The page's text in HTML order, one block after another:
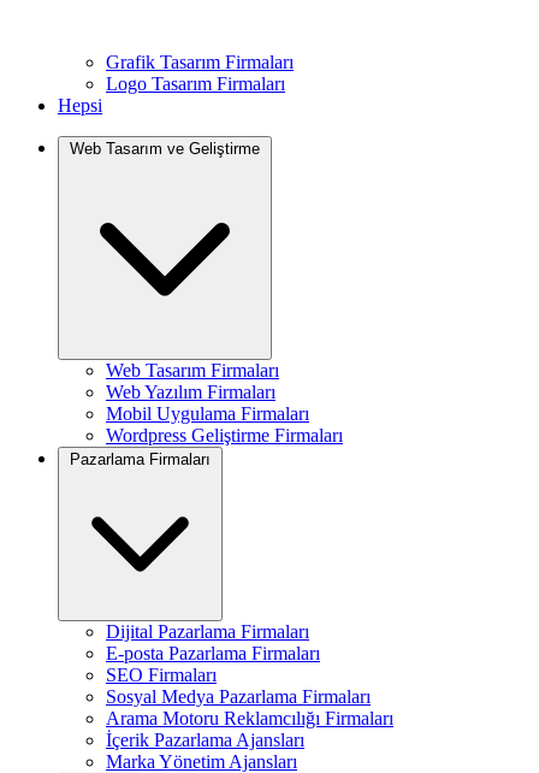
Grafik Tasarım Firmaları
Logo Tasarım Firmaları
Hepsi
Web Tasarım ve Geliştirme
Web Tasarım Firmaları
Web Yazılım Firmaları
Mobil Uygulama Firmaları
Wordpress Geliştirme Firmaları
Pazarlama Firmaları
Dijital Pazarlama Firmaları
E-posta Pazarlama Firmaları
SEO Firmaları
Sosyal Medya Pazarlama Firmaları
Arama Motoru Reklamcılığı Firmaları
İçerik Pazarlama Ajansları
Marka Yönetim Ajansları